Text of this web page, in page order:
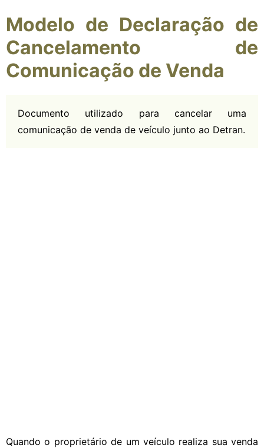
Modelo de Declaração de
Cancelamento de
Comunicação de Venda
Documento utilizado para cancelar uma
comunicação de venda de veículo junto ao Detran.
Quando o proprietário de um veículo realiza sua venda